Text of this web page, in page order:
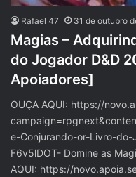
Rafael 47 31 de outubro
Magias –
do Jogador D&D
Apoiadores]
OUÇA AQUI: https://
e-Conjurando-or-Livro-
F6v5lDOT- Domine as
AQUI: https://